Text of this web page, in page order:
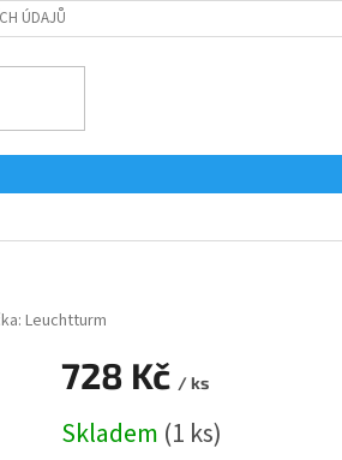
ÚDAJŮ
Leuchtturm
728 Kč / ks
cena:
Skladem (1 ks)